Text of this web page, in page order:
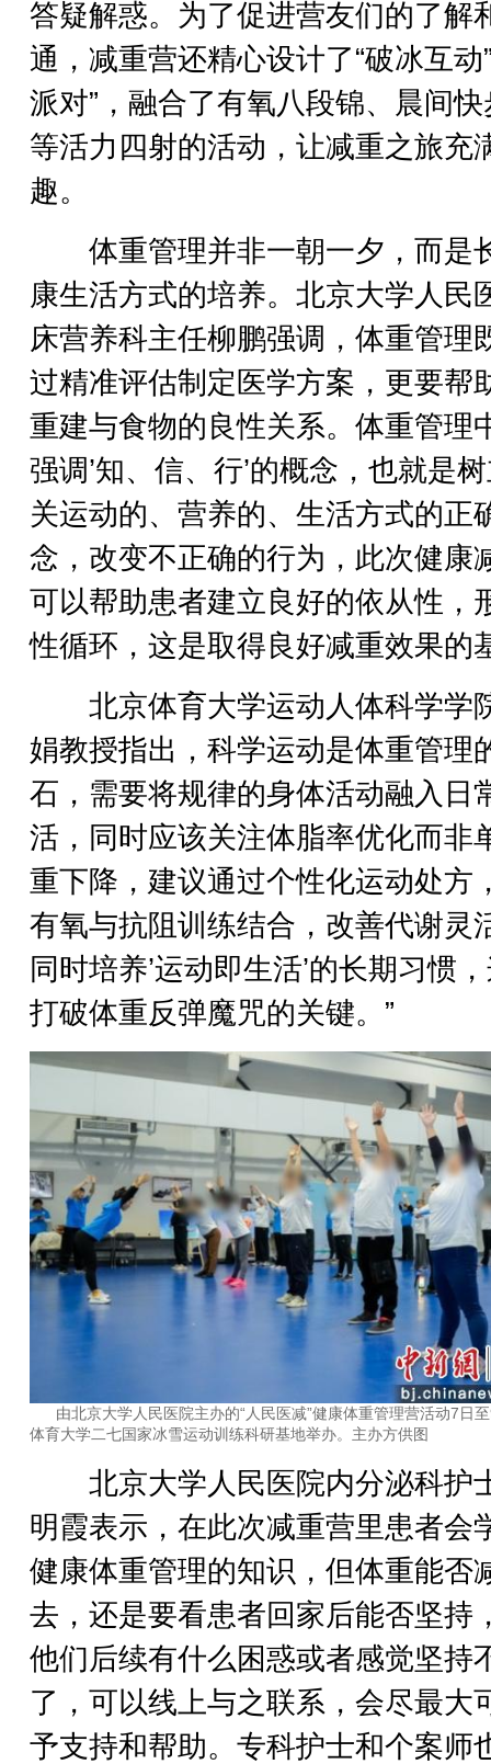
答疑解惑。为了促进营友们的了解
通，减重营还精心设计了“破冰互动
派对”，融合了有氧八段锦、晨间
等活力四射的活动，让减重之旅充
趣。
体重管理并非一朝一夕，而是
康生活方式的培养。北京大学人民
床营养科主任柳鹏强调，体重管理
过精准评估制定医学方案，更要帮
重建与食物的良性关系。体重管理
强调’知、信、行’的概念，也就是
关运动的、营养的、生活方式的正
念，改变不正确的行为，此次健康
可以帮助患者建立良好的依从性，
性循环，这是取得良好减重效果的
北京体育大学运动人体科学学
娟教授指出，科学运动是体重管理
石，需要将规律的身体活动融入日
活，同时应该关注体脂率优化而非
重下降，建议通过个性化运动处方
有氧与抗阻训练结合，改善代谢灵
同时培养’运动即生活’的长期习惯
打破体重反弹魔咒的关键。”
由北京大学人民医院主办的“人民医减”健康体重管理营活动7日
体育大学二七国家冰雪运动训练科研基地举办。主办方供图
北京大学人民医院内分泌科护
明霞表示，在此次减重营里患者会
健康体重管理的知识，但体重能否
去，还是要看患者回家后能否坚持
他们后续有什么困惑或者感觉坚持
了，可以线上与之联系，会尽最大
予支持和帮助。专科护士和个案师